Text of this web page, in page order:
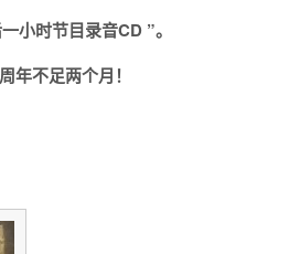
小时节目录音CD ”。
年不足两个月！